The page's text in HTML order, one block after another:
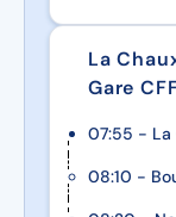
La
Gare
07:55 - La
08:10 -